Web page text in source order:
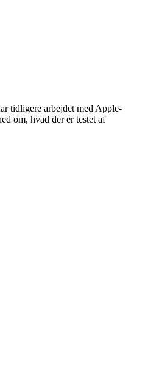
tidligere arbejdet med Apple-
om, hvad der er testet af